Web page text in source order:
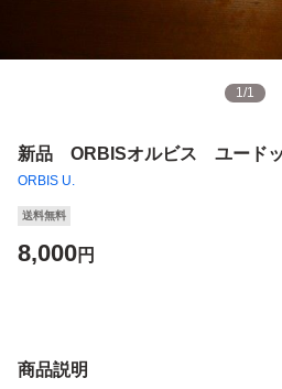
1/1
新品 ORBISオルビス ユードッ
ORBIS U.
送料無料
8,000円
商品説明